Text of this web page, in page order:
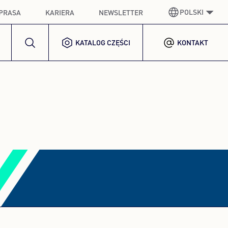
KARIERA NEWSLETTER POLSKI
NIEMIECKIGERMAN
KATALOG CZĘŚCI KONTAKT